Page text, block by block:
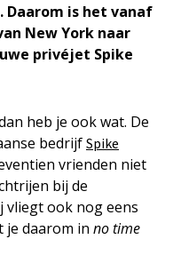
Daarom is het vanaf
New York naar
privéjet Spike
heb je ook wat. De
bedrijf Spike
vrienden niet
bij de
vliegt ook nog eens
je daarom in no time